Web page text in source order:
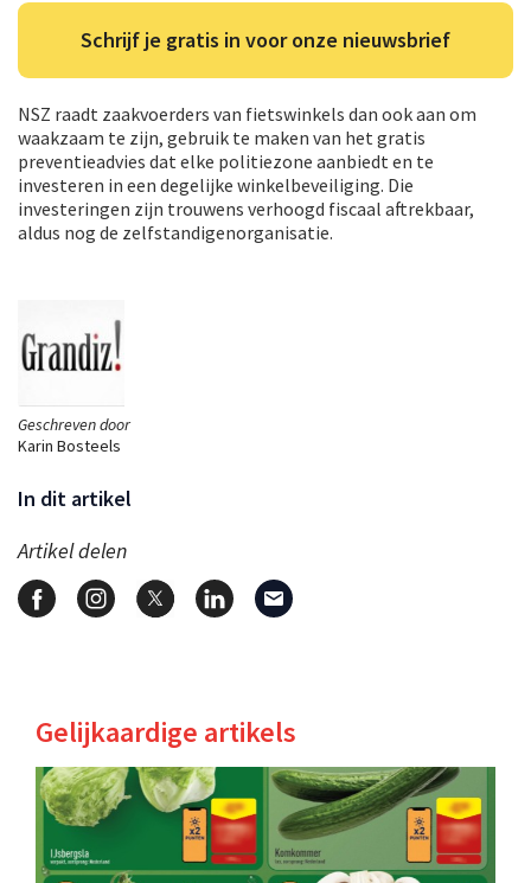
Geschreven door
Karin Bosteels
In dit artikel
Artikel delen
Schrijf je gratis in voor onze nieuwsbrief
NSZ raadt zaakvoerders van fietswinkels dan ook aan om
waakzaam te zijn, gebruik te maken van het gratis
preventieadvies dat elke politiezone aanbiedt en te
investeren in een degelijke winkelbeveiliging. Die
investeringen zijn trouwens verhoogd fiscaal aftrekbaar,
aldus nog de zelfstandigenorganisatie.
Gelijkaardige artikels